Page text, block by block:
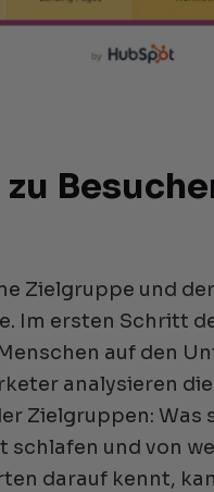
Zielgruppe und
Im ersten Schritt
auf den
analysieren
Zielgruppen: Was
schlafen und von
darauf kennt,